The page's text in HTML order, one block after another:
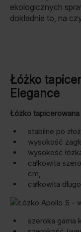
ekologicznych
dokładnie to, na
Łóżko
Elegance
Łóżko tapicerowana
stabilne po
wysokość
wysokość
całkowita
cm,
całkowita
szeroka gama